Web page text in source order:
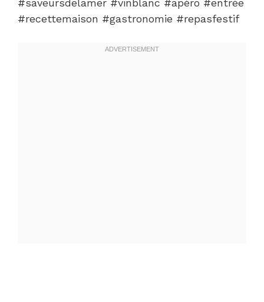
#saveursdelamer #vinblanc #apéro #entrée
#recettemaison #gastronomie #repasfestif